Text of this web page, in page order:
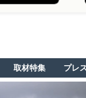
取材特集 プレ